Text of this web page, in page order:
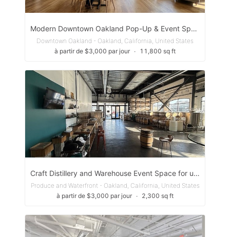
Modern Downtown Oakland Pop-Up & Event Space
Downtown Oakland - Oakland, California, United States
à partir de $3,000 par jour ∙ 11,800 sq ft
Craft Distillery and Warehouse Event Space for up to 75 Guests in Oakland
Produce and Waterfront - Oakland, California, United States
à partir de $3,000 par jour ∙ 2,300 sq ft